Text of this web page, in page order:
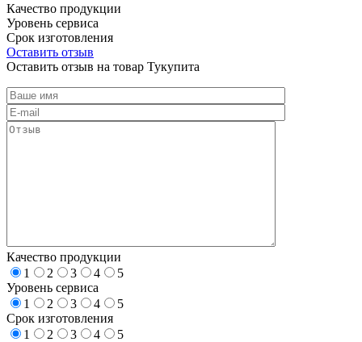
Качество продукции
Уровень сервиса
Срок изготовления
Оставить отзыв
Оставить отзыв на товар Тукупита
Качество продукции
1
2 3 4
5
Уровень сервиса
1
2 3 4
5
Срок изготовления
1
2 3 4
5